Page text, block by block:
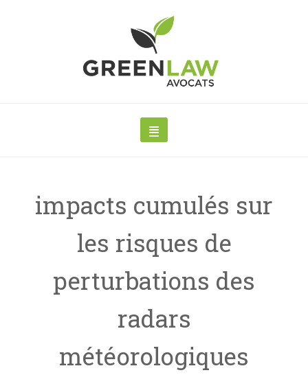
impacts cumulés sur
les risques de
perturbations des
radars
météorologiques